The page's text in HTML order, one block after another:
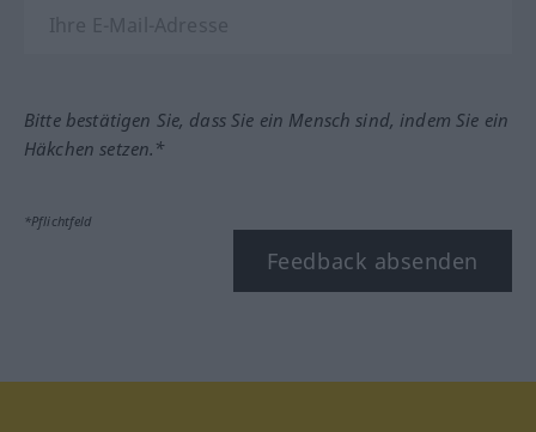
Bitte bestätigen Sie, dass Sie ein Mensch sind, indem Sie ein
Häkchen setzen.*
*Pflichtfeld
Feedback absenden